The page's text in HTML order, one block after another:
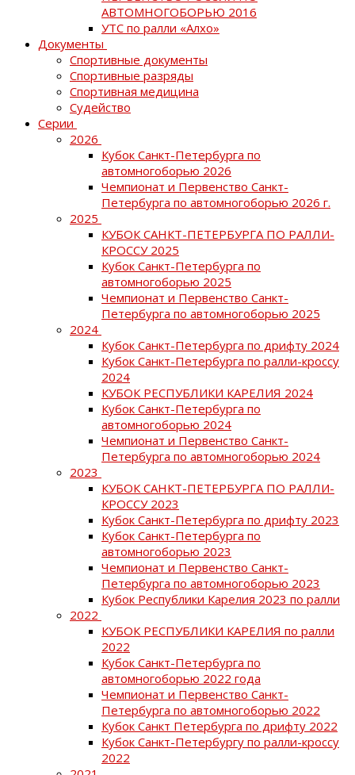
АВТОМНОГОБОРЬЮ 2016
УТС по ралли «Алхо»
Документы
Спортивные документы
Спортивные разряды
Спортивная медицина
Судейство
Серии
2026
Кубок Санкт-Петербурга по
автомногоборью 2026
Чемпионат и Первенство Санкт-
Петербурга по автомногоборью 2026 г.
2025
КУБОК САНКТ-ПЕТЕРБУРГА ПО РАЛЛИ-
КРОССУ 2025
Кубок Санкт-Петербурга по
автомногоборью 2025
Чемпионат и Первенство Санкт-
Петербурга по автомногоборью 2025
2024
Кубок Санкт-Петербурга по дрифту 2024
Кубок Санкт-Петербурга по ралли-кроссу
2024
КУБОК РЕСПУБЛИКИ КАРЕЛИЯ 2024
Кубок Санкт-Петербурга по
автомногоборью 2024
Чемпионат и Первенство Санкт-
Петербурга по автомногоборью 2024
2023
КУБОК САНКТ-ПЕТЕРБУРГА ПО РАЛЛИ-
КРОССУ 2023
Кубок Санкт-Петербурга по дрифту 2023
Кубок Санкт-Петербурга по
автомногоборью 2023
Чемпионат и Первенство Санкт-
Петербурга по автомногоборью 2023
Кубок Республики Карелия 2023 по ралли
2022
КУБОК РЕСПУБЛИКИ КАРЕЛИЯ по ралли
2022
Кубок Санкт-Петербурга по
автомногоборью 2022 года
Чемпионат и Первенство Санкт-
Петербурга по автомногоборью 2022
Кубок Санкт Петербурга по дрифту 2022
Кубок Санкт-Петербургу по ралли-кроссу
2022